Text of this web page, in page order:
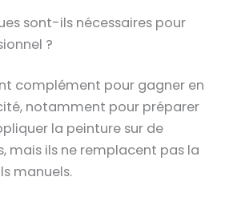
sont-ils nécessaires pour
?
complément pour gagner en
notamment pour préparer
la peinture sur de
mais ils ne remplacent pas la
manuels.